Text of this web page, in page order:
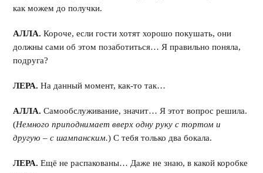
как можем до получки.
АЛЛА. Короче, если гости хотят хорошо покушать, они
должны сами об этом позаботиться… Я правильно поняла,
подруга?
ЛЕРА. На данный момент, как-то так…
АЛЛА. Самообслуживание, значит… Я этот вопрос решила.
(Немного приподнимает вверх одну руку с тортом и
другую – с шампанским.) С тебя только два бокала.
ЛЕРА. Ещё не распакованы… Даже не знаю, в какой коробке